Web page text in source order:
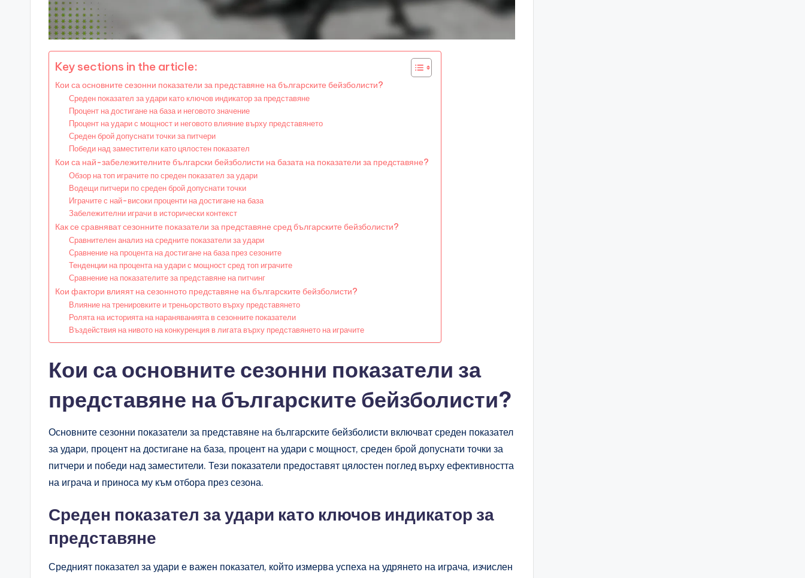
Key sections in the article:
Кои са основните сезонни показатели за представяне на българските бейзболисти?
Среден показател за удари като ключов индикатор за представяне
Процент на достигане на база и неговото значение
Процент на удари с мощност и неговото влияние върху представянето
Среден брой допуснати точки за питчери
Победи над заместители като цялостен показател
Кои са най-забележителните български бейзболисти на базата на показатели за представяне?
Обзор на топ играчите по среден показател за удари
Водещи питчери по среден брой допуснати точки
Играчите с най-високи проценти на достигане на база
Забележителни играчи в исторически контекст
Как се сравняват сезонните показатели за представяне сред българските бейзболисти?
Сравнителен анализ на средните показатели за удари
Сравнение на процента на достигане на база през сезоните
Тенденции на процента на удари с мощност сред топ играчите
Сравнение на показателите за представяне на питчинг
Кои фактори влияят на сезонното представяне на българските бейзболисти?
Влияние на тренировките и треньорството върху представянето
Ролята на историята на нараняванията в сезонните показатели
Въздействия на нивото на конкуренция в лигата върху представянето на играчите
Кои са основните сезонни показатели за
представяне на българските бейзболисти?
Основните сезонни показатели за представяне на българските бейзболисти включват среден показател
за удари, процент на достигане на база, процент на удари с мощност, среден брой допуснати точки за
питчери и победи над заместители. Тези показатели предоставят цялостен поглед върху ефективността
на играча и приноса му към отбора през сезона.
Среден показател за удари като ключов индикатор за
представяне
Средният показател за удари е важен показател, който измерва успеха на удрянето на играча, изчислен